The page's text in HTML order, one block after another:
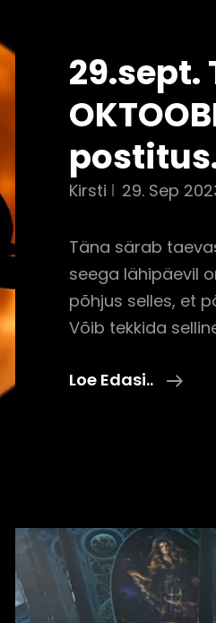
29.sept.
Kirsti 29. Sep
Täna särab
seega lähipäevil
põhjus selles, et
Võib tekkida
Loe Edasi..